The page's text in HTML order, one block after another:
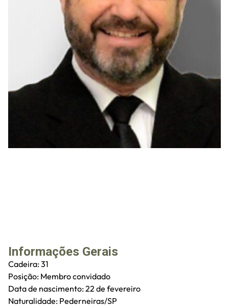
Informações Gerais
Cadeira: 31
Posição: Membro convidado
Data de nascimento: 22 de fevereiro
Naturalidade: Pederneiras/SP